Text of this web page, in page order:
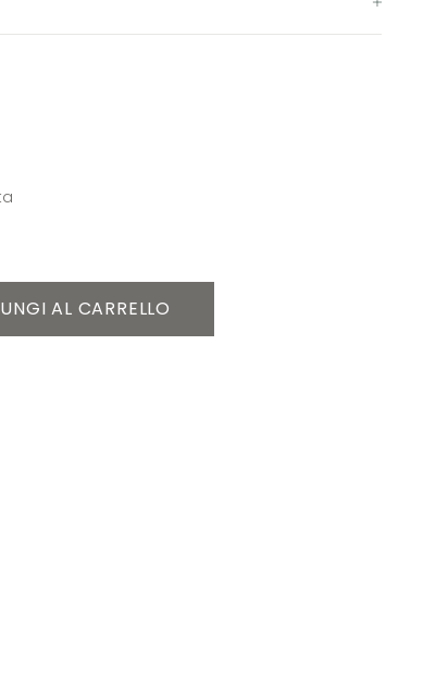
AL CARRELLO